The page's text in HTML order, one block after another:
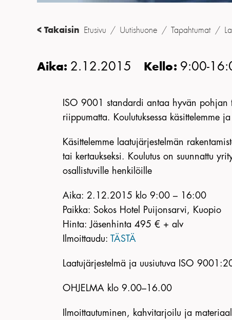
< Takaisin Etusivu / Uutishuone / Tapahtumat /
Aika: 2.12.2015 Kello: 9:00-
ISO 9001 standardi antaa hyvän pohjan
riippumatta. Koulutuksessa käsittelemme
Käsittelemme laatujärjestelmän
tai kertaukseksi. Koulutus on suunnattu
osallistuville henkilöille
Aika: 2.12.2015 klo 9:00 – 16:00
Paikka: Sokos Hotel Puijonsarvi, Kuopio
Hinta: Jäsenhinta 495 € + alv
Ilmoittaudu: TÄSTÄ
Laatujärjestelmä ja uusiutuva ISO
OHJELMA klo 9.00–16.00
Ilmoittautuminen, kahvitarjoilu ja